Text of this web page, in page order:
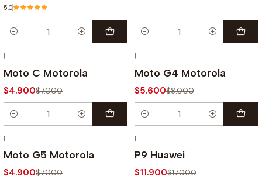
5.0
Cantidad Cantidad
|
Moto C Motorola
$4.900$7.000
Cantidad
|
Moto G4 Motorola
$5.600$8.000
Cantidad
|
Moto G5 Motorola
$4.900$7.000
|
P9 Huawei
$11.900$17.000